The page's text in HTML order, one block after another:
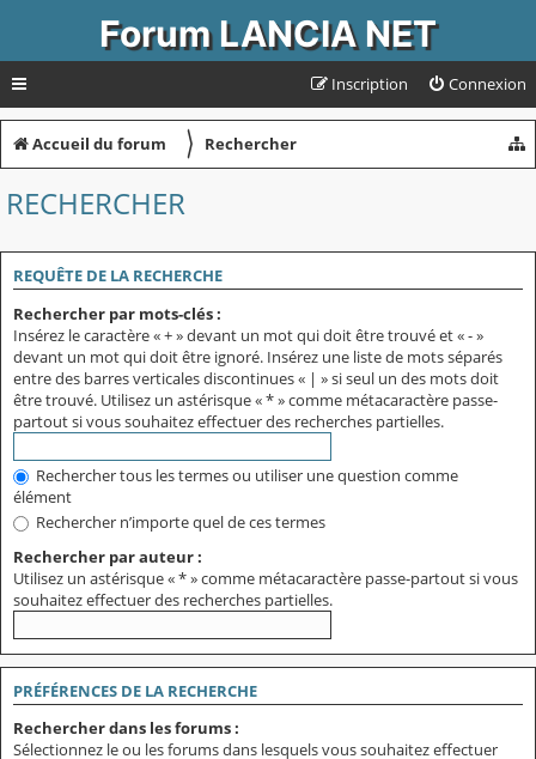
Forum LANCIA NET
Connexion
Inscription
Accueil du forum 〉 Rechercher
RECHERCHER
REQUÊTE DE LA RECHERCHE
Rechercher par mots-clés :
Insérez le caractère « + » devant un mot qui doit être trouvé et « - »
devant un mot qui doit être ignoré. Insérez une liste de mots séparés
entre des barres verticales discontinues « | » si seul un des mots doit
être trouvé. Utilisez un astérisque « * » comme métacaractère passe-
partout si vous souhaitez effectuer des recherches partielles.
Rechercher tous les termes ou utiliser une question comme
élément
Rechercher n’importe quel de ces termes
Rechercher par auteur :
Utilisez un astérisque « * » comme métacaractère passe-partout si vous
souhaitez effectuer des recherches partielles.
PRÉFÉRENCES DE LA RECHERCHE
Rechercher dans les forums :
Sélectionnez le ou les forums dans lesquels vous souhaitez effectuer